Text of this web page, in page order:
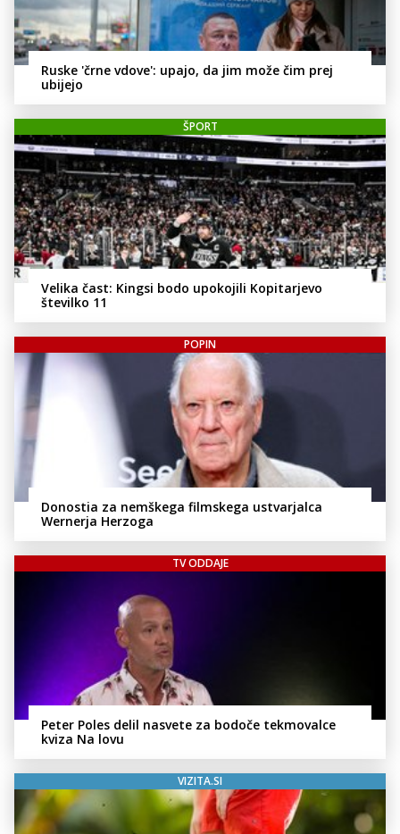
Ruske 'črne vdove': upajo, da jim može čim prej
ubijejo
ŠPORT
Velika čast: Kingsi bodo upokojili Kopitarjevo
številko 11
POPIN
Donostia za nemškega filmskega ustvarjalca
Wernerja Herzoga
TV ODDAJE
Peter Poles delil nasvete za bodoče tekmovalce
kviza Na lovu
VIZITA.SI